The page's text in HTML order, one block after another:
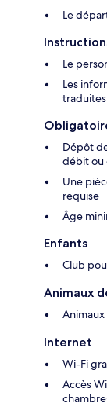
Le
Le
Les
Dépôt
débit ou
Une
requise
Âge
Enfants
Club
Animaux
Internet
Wi-Fi
Accès